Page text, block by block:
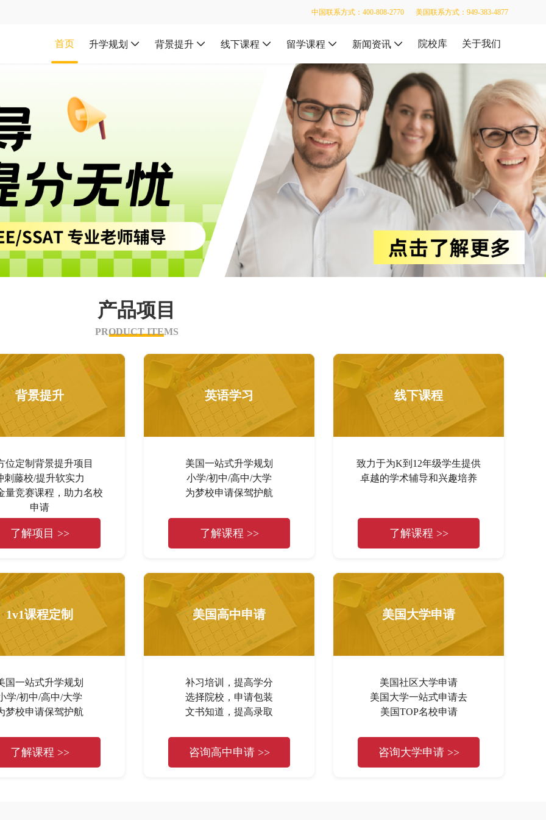
中国联系方式：400-808-2770 美国联系方式：949-383-4877
首页 升学规划 背景提升 线下课程 留学课程 新闻资讯 院校库 关于我们
产品项目
PRODUCT ITEMS
背景提升
位定制背景提升项目
刺藤校/提升软实力
量竞赛课程，助力名校
申请
了解项目 >>
英语学习
美国一站式升学规划
小学/初中/高中/大学
为梦校申请保驾护航
了解课程 >>
线下课程
致力于为K到12年级学生提供
卓越的学术辅导和兴趣培养
了解课程 >>
1v1课程定制
国一站式升学规划
学/初中/高中/大学
梦校申请保驾护航
了解课程 >>
美国高中申请
补习培训，提高学分
选择院校，申请包装
文书知道，提高录取
咨询高中申请 >>
美国大学申请
美国社区大学申请
美国大学一站式申请去
美国TOP名校申请
咨询大学申请 >>